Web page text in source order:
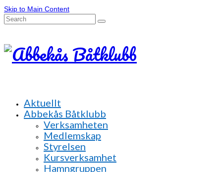
Skip to Main Content
Search
Aktuellt
Abbekås Båtklubb
Verksamheten
Medlemskap
Styrelsen
Kursverksamhet
Hamngruppen